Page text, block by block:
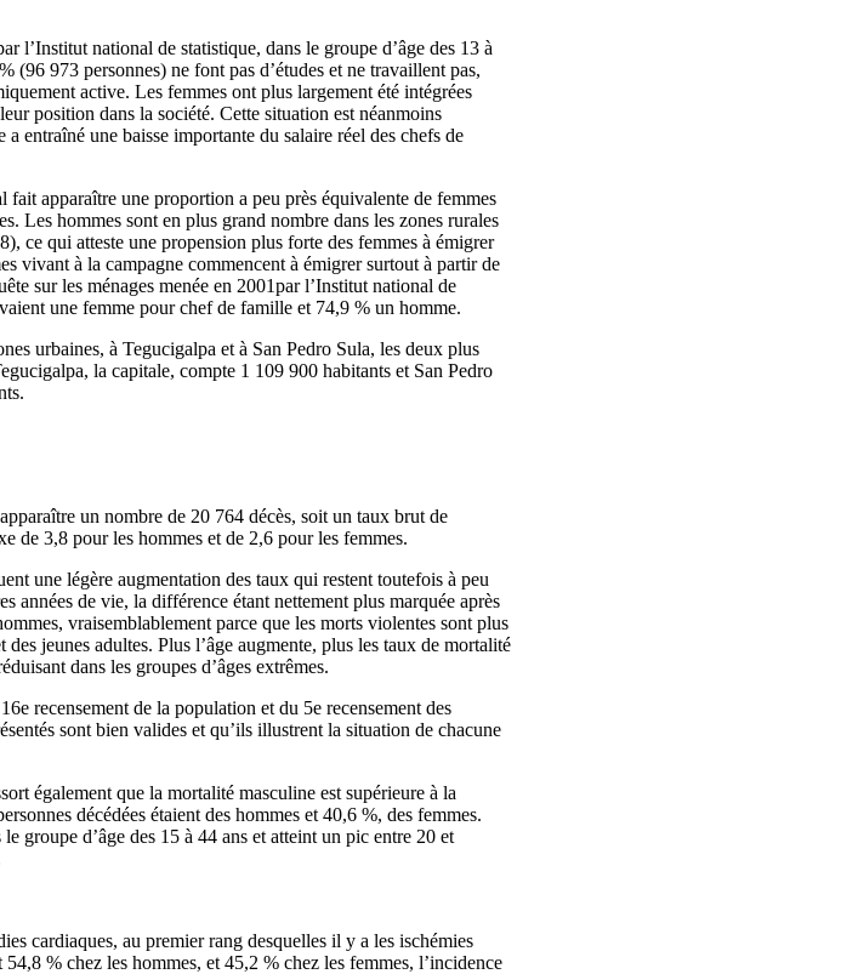
l’Institut national de statistique, dans le groupe d’âge des 13 à
(96 973 personnes) ne font pas d’études et ne travaillent pas,
active. Les femmes ont plus largement été intégrées
position dans la société. Cette situation est néanmoins
entraîné une baisse importante du salaire réel des chefs de
apparaître une proportion a peu près équivalente de femmes
Les hommes sont en plus grand nombre dans les zones rurales
ce qui atteste une propension plus forte des femmes à émigrer
vivant à la campagne commencent à émigrer surtout à partir de
sur les ménages menée en 2001par l’Institut national de
une femme pour chef de famille et 74,9 % un homme.
urbaines, à Tegucigalpa et à San Pedro Sula, les deux plus
la capitale, compte 1 109 900 habitants et San Pedro
un nombre de 20 764 décès, soit un taux brut de
de 3,8 pour les hommes et de 2,6 pour les femmes.
une légère augmentation des taux qui restent toutefois à peu
années de vie, la différence étant nettement plus marquée après
vraisemblablement parce que les morts violentes sont plus
jeunes adultes. Plus l’âge augmente, plus les taux de mortalité
dans les groupes d’âges extrêmes.
recensement de la population et du 5e recensement des
sont bien valides et qu’ils illustrent la situation de chacune
également que la mortalité masculine est supérieure à la
décédées étaient des hommes et 40,6 %, des femmes.
groupe d’âge des 15 à 44 ans et atteint un pic entre 20 et
cardiaques, au premier rang desquelles il y a les ischémies
% chez les hommes, et 45,2 % chez les femmes, l’incidence